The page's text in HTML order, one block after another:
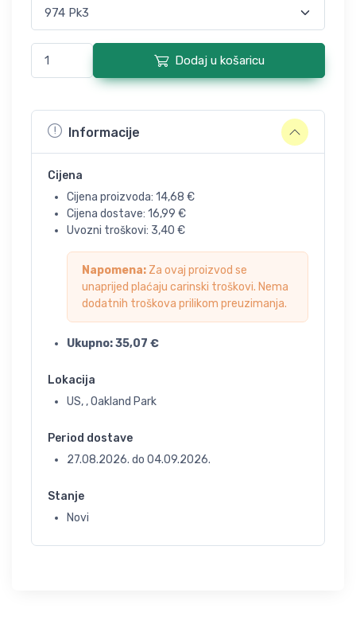
Dodaj u košaricu
Informacije
Cijena
Cijena proizvoda: 14,68 €
Cijena dostave: 16,99 €
Uvozni troškovi: 3,40 €
Napomena: Za ovaj proizvod se
unaprijed plaćaju carinski troškovi. Nema
dodatnih troškova prilikom preuzimanja.
Ukupno:35,07 €
Lokacija
US, , Oakland Park
Period dostave
27.08.2026. do 04.09.2026.
Stanje
Novi